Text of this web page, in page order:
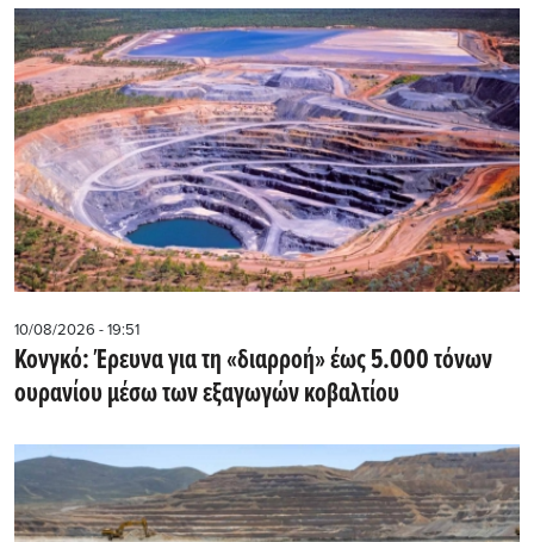
10/08/2026 - 19:51
Κονγκό: Έρευνα για τη «διαρροή» έως 5.000 τόνων
ουρανίου μέσω των εξαγωγών κοβαλτίου